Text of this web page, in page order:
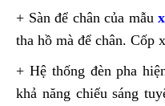
+ Sàn để chân của mẫu
tha hồ mà để chân. Cốp
+ Hệ thống đèn pha
khả năng chiếu sáng